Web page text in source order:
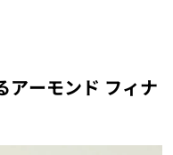
アーモンド フィナ